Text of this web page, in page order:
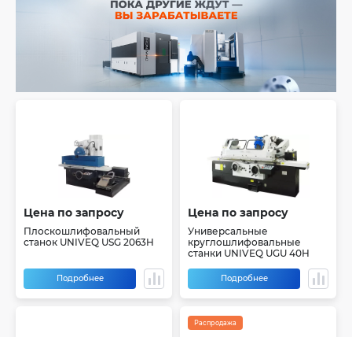
Цена по запросу
Плоскошлифовальный
станок UNIVEQ USG 2063H
Подробнее
Цена по запросу
Универсальные
круглошлифовальные
станки UNIVEQ UGU 40H
Подробнее
Распродажа